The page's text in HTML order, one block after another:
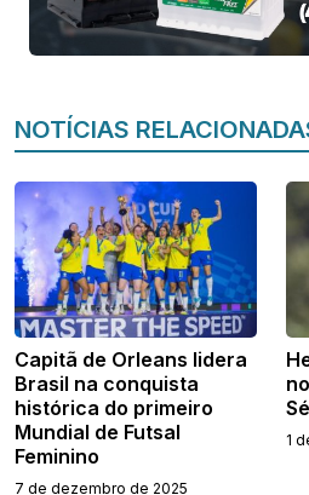
NOTÍCIAS
Capitã de Orleans lidera
Brasil na conquista
histórica do primeiro
Mundial de Futsal
Feminino
7 de dezembro de 2025
1